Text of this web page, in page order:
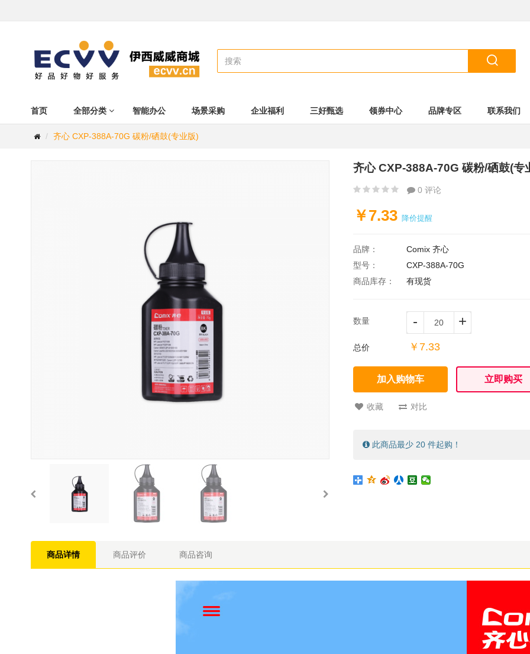

首页 全部分类 智能办公 场景采购 企业福利 三好甄选 领券中心 品牌专区 联系我们
齐心 CXP-388A-70G 碳粉/硒鼓(专业版)
齐心 CXP-388A-70G 碳粉/硒鼓(专
0 评论
￥7.33 降价提醒
品牌：
Comix 齐心
型号：
CXP-388A-70G
商品库存：
有现货
数量 - +
总价 ￥7.33
加入购物车 立即购买
收藏 对比
此商品最少 20 件起购！
商品详情 商品评价 商品咨询